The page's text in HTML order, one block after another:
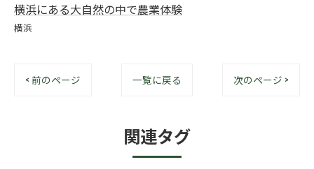
横浜にある大自然の中で農業体験
横浜
< 前のページ 一覧に戻る 次のページ >
関連タグ